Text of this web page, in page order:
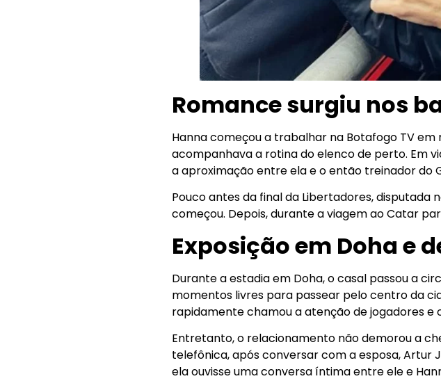
Romance surgiu nos
Hanna começou a trabalhar na Botafogo TV
acompanhava a rotina do elenco de perto. Em
a aproximação entre ela e o então treinador do
Pouco antes da final da Libertadores,
começou. Depois, durante a viagem ao Catar
Exposição em Doha e
Durante a estadia em Doha, o casal passou a
momentos livres para passear pelo centro da
rapidamente chamou a atenção de jogadores
Entretanto, o relacionamento não demorou a
telefônica, após conversar com a esposa, Artur
ela ouvisse uma conversa íntima entre ele e